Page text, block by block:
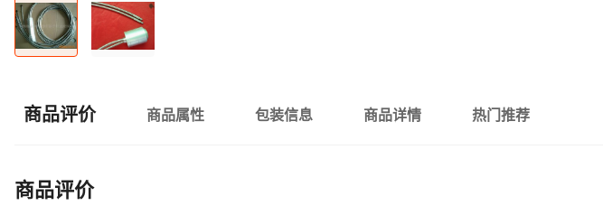
商品评价 商品属性 包装信息 商品详情 热门推荐
商品评价